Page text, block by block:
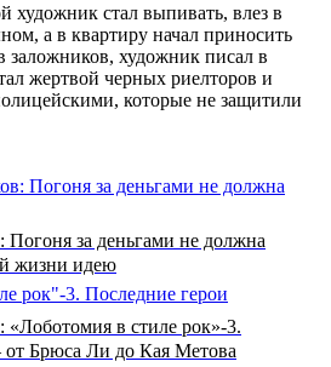
художник стал выпивать, влез в
а в квартиру начал приносить
заложников, художник писал в
жертвой черных риелторов и
которые не защитили
за деньгами не должна
жизни идею
в стиле рок»-3.
Брюса Ли до Кая Метова